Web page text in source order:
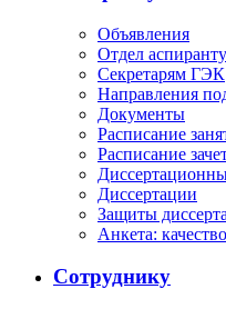
Объявления
Отдел
Секретарям ГЭК
Направления
Документы
Расписание
Расписание
Диссертации
Защиты
Анкета:
Сотруднику